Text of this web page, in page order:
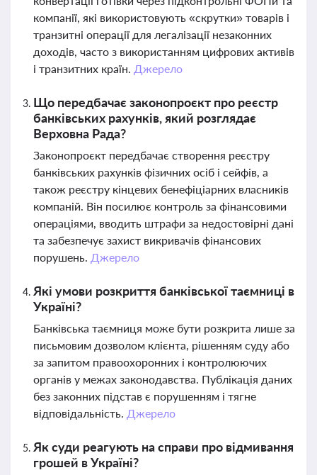
компанії, які використовують «скрутки» товарів і
транзитні операції для легалізації незаконних
доходів, часто з використанням цифрових активів
і транзитних країн. Джерело
Що передбачає законопроєкт про реєстр
банківських рахунків, який розглядає
Верховна Рада?
Законопроєкт передбачає створення реєстру
банківських рахунків фізичних осіб і сейфів, а
також реєстру кінцевих бенефіціарних власників
компаній. Він посилює контроль за фінансовими
операціями, вводить штрафи за недостовірні дані
та забезпечує захист викривачів фінансових
порушень. Джерело
Які умови розкриття банківської таємниці в
Україні?
Банківська таємниця може бути розкрита лише за
письмовим дозволом клієнта, рішенням суду або
за запитом правоохоронних і контролюючих
органів у межах законодавства. Публікація даних
без законних підстав є порушенням і тягне
відповідальність. Джерело
Як суди реагують на справи про відмивання
грошей в Україні?